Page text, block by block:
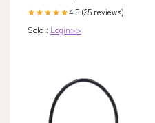
★★★★★4.5 (25 reviews)
Sold : Login>>